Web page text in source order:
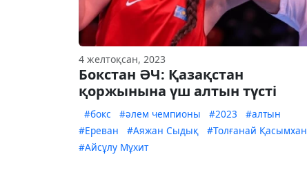
4 желтоқсан, 2023
Бокстан ӘЧ: Қазақстан
қоржынына үш алтын түсті
#бокс #әлем чемпионы #2023
#алтын
#Ереван
#Аяжан Сыдық
#Толғанай Қасымхан
#Айсұлу Мұхит